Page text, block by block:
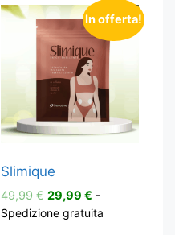
In offerta!
Slimique
49,99€ Il
prezzo
29,99€ Il
prezzo
-
Spedizione gratuita